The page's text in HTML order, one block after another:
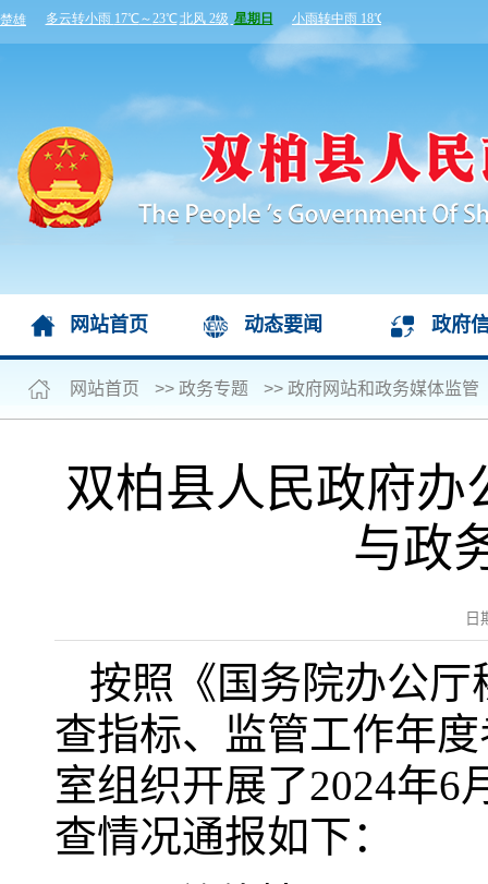
网站首页 动态要闻 政府
网站首页 >> 政务专题 >> 政府网站和政务媒体监管
双柏县人民政府办
与政
日
按照《国务院办公
查指标、监管工作年
室组织开展了2024年6
查情况通报如下：